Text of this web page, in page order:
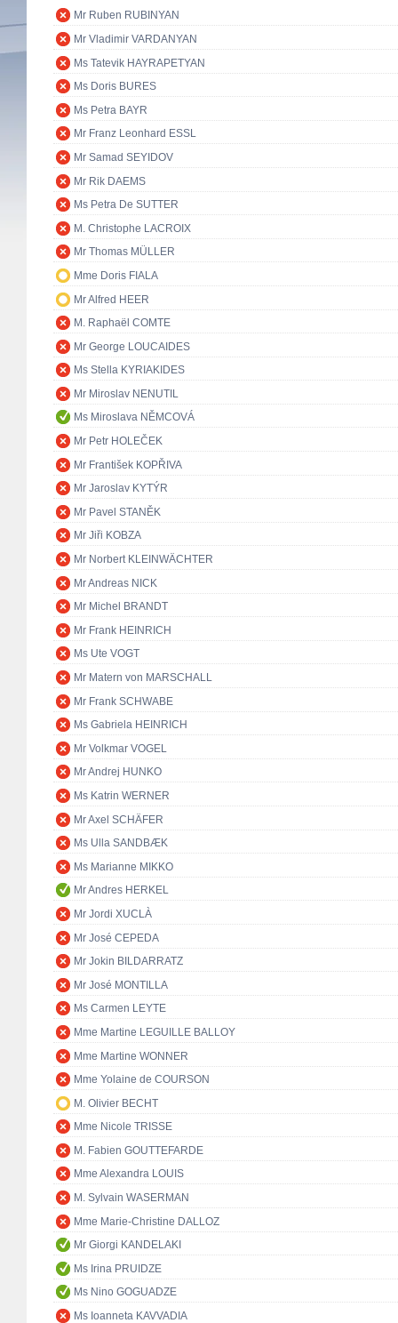
Mr Ruben RUBINYAN
Mr Vladimir VARDANYAN
Ms Tatevik HAYRAPETYAN
Ms Doris BURES
Ms Petra BAYR
Mr Franz Leonhard ESSL
Mr Samad SEYIDOV
Mr Rik DAEMS
Ms Petra De SUTTER
M. Christophe LACROIX
Mr Thomas MÜLLER
Mme Doris FIALA
Mr Alfred HEER
M. Raphaël COMTE
Mr George LOUCAIDES
Ms Stella KYRIAKIDES
Mr Miroslav NENUTIL
Ms Miroslava NĚMCOVÁ
Mr Petr HOLEČEK
Mr František KOPŘIVA
Mr Jaroslav KYTÝR
Mr Pavel STANĚK
Mr Jiři KOBZA
Mr Norbert KLEINWÄCHTER
Mr Andreas NICK
Mr Michel BRANDT
Mr Frank HEINRICH
Ms Ute VOGT
Mr Matern von MARSCHALL
Mr Frank SCHWABE
Ms Gabriela HEINRICH
Mr Volkmar VOGEL
Mr Andrej HUNKO
Ms Katrin WERNER
Mr Axel SCHÄFER
Ms Ulla SANDBÆK
Ms Marianne MIKKO
Mr Andres HERKEL
Mr Jordi XUCLÀ
Mr José CEPEDA
Mr Jokin BILDARRATZ
Mr José MONTILLA
Ms Carmen LEYTE
Mme Martine LEGUILLE BALLOY
Mme Martine WONNER
Mme Yolaine de COURSON
M. Olivier BECHT
Mme Nicole TRISSE
M. Fabien GOUTTEFARDE
Mme Alexandra LOUIS
M. Sylvain WASERMAN
Mme Marie-Christine DALLOZ
Mr Giorgi KANDELAKI
Ms Irina PRUIDZE
Ms Nino GOGUADZE
Ms Ioanneta KAVVADIA